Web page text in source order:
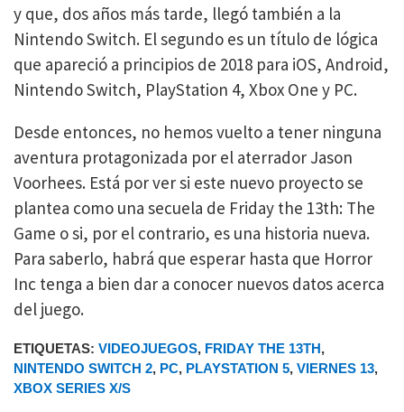
y que, dos años más tarde, llegó también a la
Nintendo Switch. El segundo es un título de lógica
que apareció a principios de 2018 para iOS, Android,
Nintendo Switch, PlayStation 4, Xbox One y PC.
Desde entonces, no hemos vuelto a tener ninguna
aventura protagonizada por el aterrador Jason
Voorhees. Está por ver si este nuevo proyecto se
plantea como una secuela de Friday the 13th: The
Game o si, por el contrario, es una historia nueva.
Para saberlo, habrá que esperar hasta que Horror
Inc tenga a bien dar a conocer nuevos datos acerca
del juego.
ETIQUETAS: VIDEOJUEGOS, FRIDAY THE 13TH,
NINTENDO SWITCH 2, PC, PLAYSTATION 5, VIERNES 13,
XBOX SERIES X/S